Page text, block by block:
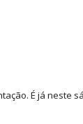
É já neste